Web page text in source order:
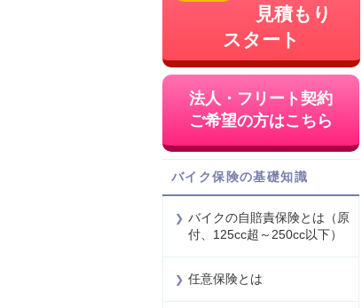
見積もり
スタート
法人・フリート契約
ご希望の方はこちら
バイク保険の基礎知識
バイクの自賠責保険とは（原
付、125cc超～250cc以下）
任意保険とは